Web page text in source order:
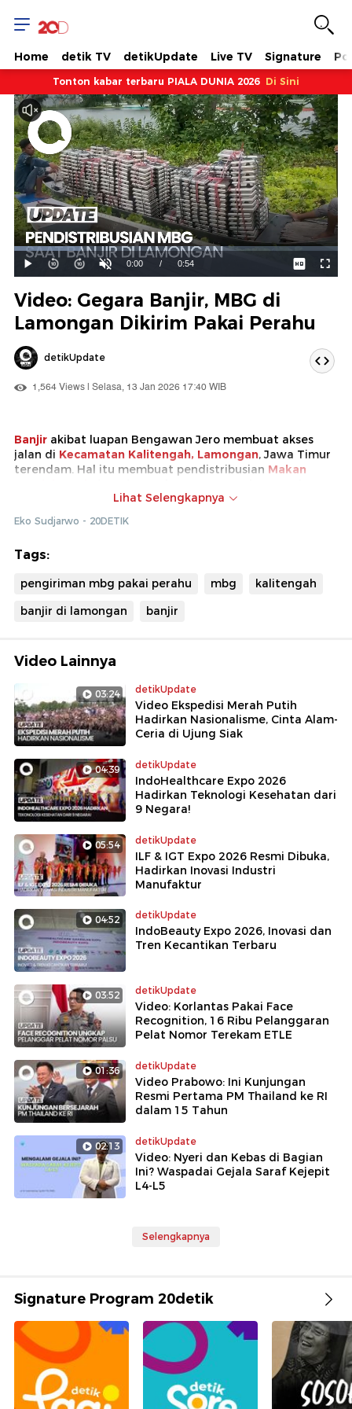
Home detik TV detikUpdate Live TV Signature
Tonton kabar terbaru PIALA DUNIA 2026 Di Sini
Mainkan
Suara
Hidup
Waktu
ini
0:00 / Durasi
0:54
Dimuat:
20.61%
Video: Gegara Banjir, MBG di
Lamongan Dikirim Pakai Perahu
detikUpdate
1,564 Views | Selasa, 13 Jan 2026 17:40 WIB
Banjir akibat luapan Bengawan Jero membuat akses
jalan di Kecamatan Kalitengah, Lamongan, Jawa Timur
terendam. Hal itu membuat pendistribusian Makan
untuk menjangkau sekolah-sekolah yang terdampak
banjir.
Lihat Selengkapnya
Eko Sudjarwo - 20DETIK
Tags:
pengiriman mbg pakai perahu mbg
kalitengah
banjir di lamongan
banjir
Video Lainnya
03:24 detikUpdate
Video Ekspedisi Merah Putih
Hadirkan Nasionalisme, Cinta Alam-
Ceria di Ujung Siak
04:39 detikUpdate
IndoHealthcare Expo 2026
Hadirkan Teknologi Kesehatan dari
9 Negara!
05:54 detikUpdate
ILF & IGT Expo 2026 Resmi Dibuka,
Hadirkan Inovasi Industri
Manufaktur
04:52 detikUpdate
IndoBeauty Expo 2026, Inovasi dan
Tren Kecantikan Terbaru
03:52 detikUpdate
Video: Korlantas Pakai Face
Recognition, 16 Ribu Pelanggaran
Pelat Nomor Terekam ETLE
01:36 detikUpdate
Video Prabowo: Ini Kunjungan
Resmi Pertama PM Thailand ke RI
dalam 15 Tahun
02:13 detikUpdate
Video: Nyeri dan Kebas di Bagian
Ini? Waspadai Gejala Saraf Kejepit
L4-L5
Selengkapnya
Signature Program 20detik